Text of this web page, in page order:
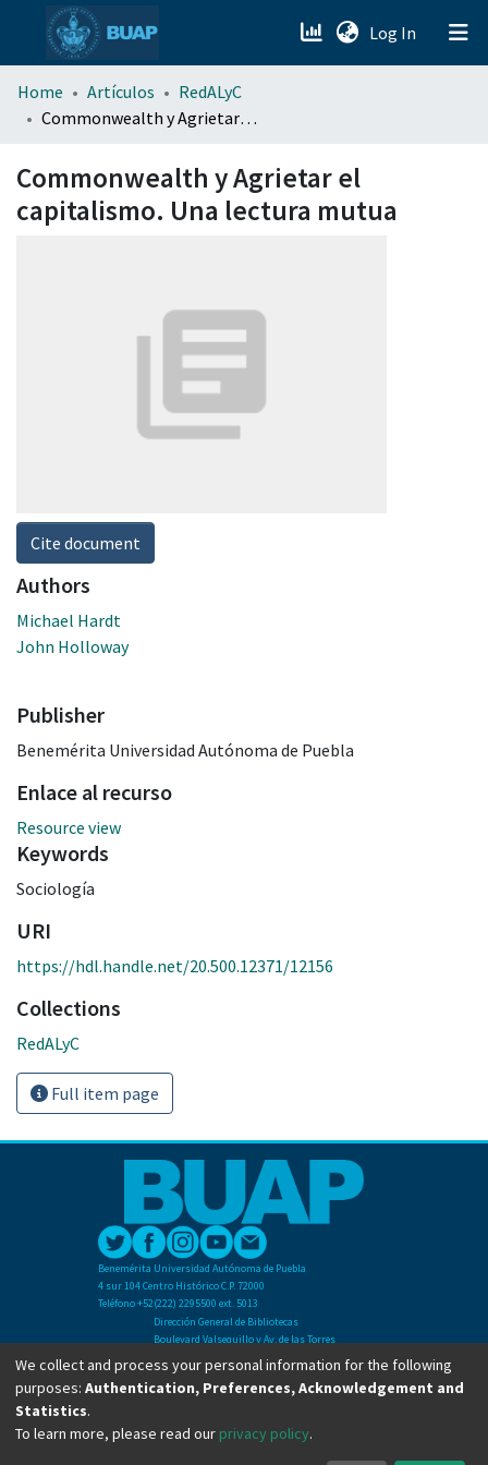
Log In (current)
menu.section.about_menu
Home Artículos
RedALyC
Commonwealth y Agrietar el capitalismo. Una lectura mutua
Commonwealth y Agrietar el
capitalismo. Una lectura mutua
Cite document
Authors
Michael Hardt
John Holloway
Publisher
Benemérita Universidad Autónoma de Puebla
Enlace al recurso
Resource view
Keywords
Sociología
URI
https://hdl.handle.net/20.500.12371/12156
Collections
RedALyC
Full item page
Benemérita Universidad Autónoma de Puebla
4 sur 104 Centro Histórico C.P. 72000
Teléfono +52(222) 2295500 ext. 5013
Dirección General de Bibliotecas
Boulevard Valsequillo y Av. de las Torres
Ciudad Universitaria. Col. San Manuel
C.P. 72570
Teléfono +52 (222) 2295500 Ext 2901
We collect and process your personal information for the following
purposes: Authentication, Preferences, Acknowledgement and
Statistics.
To learn more, please read our privacy policy.